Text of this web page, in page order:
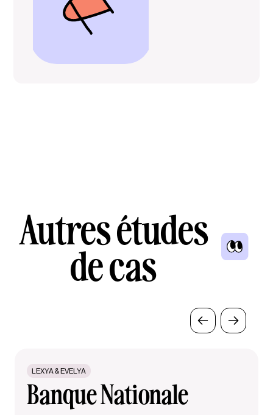
Autres études
de cas
LEXYA & EVELYA
Banque Nationale